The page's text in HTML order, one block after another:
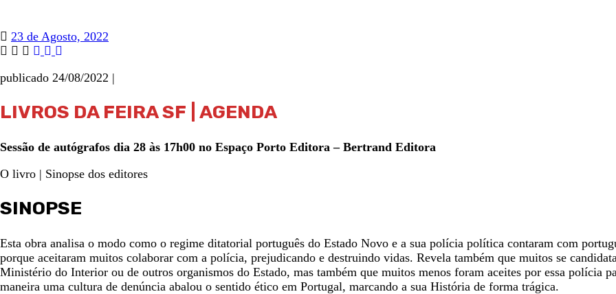
23 de Agosto, 2022
publicado 24/08/2022 |
LIVROS DA FEIRA SF | AGENDA
Sessão de autógrafos dia 28 às 17h00 no Espaço Porto Editora – Bertrand Editora
O livro | Sinopse dos editores
SINOPSE
Esta obra analisa o modo como o regime ditatorial português do Estado Novo e a sua polícia política contaram com
porque aceitaram muitos colaborar com a polícia, prejudicando e destruindo vidas. Revela também que muitos se
Ministério do Interior ou de outros organismos do Estado, mas também que muitos menos foram aceites por essa polícia
maneira uma cultura de denúncia abalou o sentido ético em Portugal, marcando a sua História de forma trágica.